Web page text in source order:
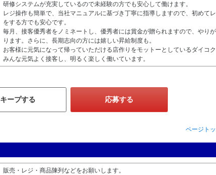
研修システムが充実しているので未経験の方でも安心して働けます。
レジ操作も簡単で、当社マニュアルに基づき丁寧に指導しますので、初めて
をする方でも安心です。
毎月、接客優秀者をノミネートし、優秀者には賞金が贈られますので、やり
ります。さらに、長期志向の方には嬉しい昇給制度も。
お客様に元気になって帰っていただける店作りをモットーとしているダイコク
みんな元気よく接客し、明るく楽しく働いています。
キープする 応募する
ページト
販売・レジ・商品陳列などをお願いします。